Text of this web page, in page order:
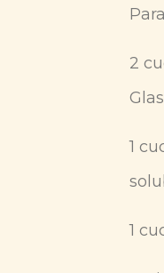
2
1
1